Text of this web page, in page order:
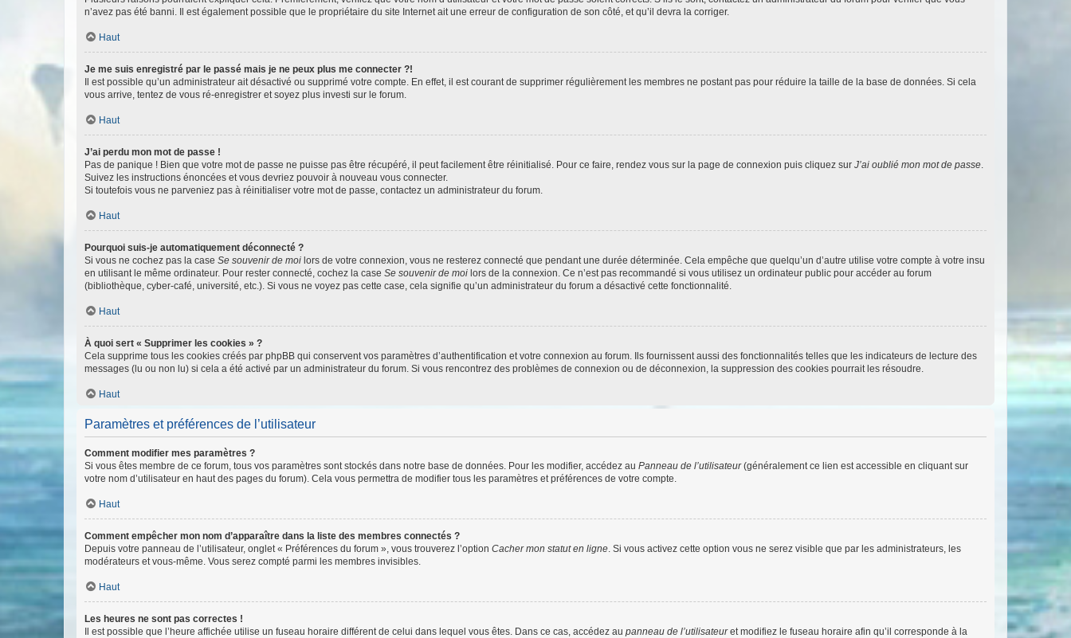
n’avez pas été banni. Il est également possible que le propriétaire du site Internet ait une erreur de configuration de son côté, et qu’il devra la corriger.
Haut
Je me suis enregistré par le passé mais je ne peux plus me connecter ?!
Il est possible qu’un administrateur ait désactivé ou supprimé votre compte. En effet, il est courant de supprimer régulièrement les membres ne postant pas pour réduire la taille de la base de données. Si cela
vous arrive, tentez de vous ré-enregistrer et soyez plus investi sur le forum.
Haut
J’ai perdu mon mot de passe !
Pas de panique ! Bien que votre mot de passe ne puisse pas être récupéré, il peut facilement être réinitialisé. Pour ce faire, rendez vous sur la page de connexion puis cliquez sur J’ai oublié mon mot de passe.
Suivez les instructions énoncées et vous devriez pouvoir à nouveau vous connecter.
Si toutefois vous ne parveniez pas à réinitialiser votre mot de passe, contactez un administrateur du forum.
Haut
Pourquoi suis-je automatiquement déconnecté ?
Si vous ne cochez pas la case Se souvenir de moi lors de votre connexion, vous ne resterez connecté que pendant une durée déterminée. Cela empêche que quelqu’un d’autre utilise votre compte à votre insu
en utilisant le même ordinateur. Pour rester connecté, cochez la case Se souvenir de moi lors de la connexion. Ce n’est pas recommandé si vous utilisez un ordinateur public pour accéder au forum
(bibliothèque, cyber-café, université, etc.). Si vous ne voyez pas cette case, cela signifie qu’un administrateur du forum a désactivé cette fonctionnalité.
Haut
À quoi sert « Supprimer les cookies » ?
Cela supprime tous les cookies créés par phpBB qui conservent vos paramètres d’authentification et votre connexion au forum. Ils fournissent aussi des fonctionnalités telles que les indicateurs de lecture des
messages (lu ou non lu) si cela a été activé par un administrateur du forum. Si vous rencontrez des problèmes de connexion ou de déconnexion, la suppression des cookies pourrait les résoudre.
Haut
Paramètres et préférences de l’utilisateur
Comment modifier mes paramètres ?
Si vous êtes membre de ce forum, tous vos paramètres sont stockés dans notre base de données. Pour les modifier, accédez au Panneau de l’utilisateur(généralement ce lien est accessible en cliquant sur
votre nom d’utilisateur en haut des pages du forum). Cela vous permettra de modifier tous les paramètres et préférences de votre compte.
Haut
Comment empêcher mon nom d’apparaître dans la liste des membres connectés ?
Depuis votre panneau de l’utilisateur, onglet « Préférences du forum », vous trouverez l’option Cacher mon statut en ligne. Si vous activez cette option vous ne serez visible que par les administrateurs, les
modérateurs et vous-même. Vous serez compté parmi les membres invisibles.
Haut
Les heures ne sont pas correctes !
Il est possible que l’heure affichée utilise un fuseau horaire différent de celui dans lequel vous êtes. Dans ce cas, accédez au panneau de l’utilisateuret modifiez le fuseau horaire afin qu’il corresponde à la